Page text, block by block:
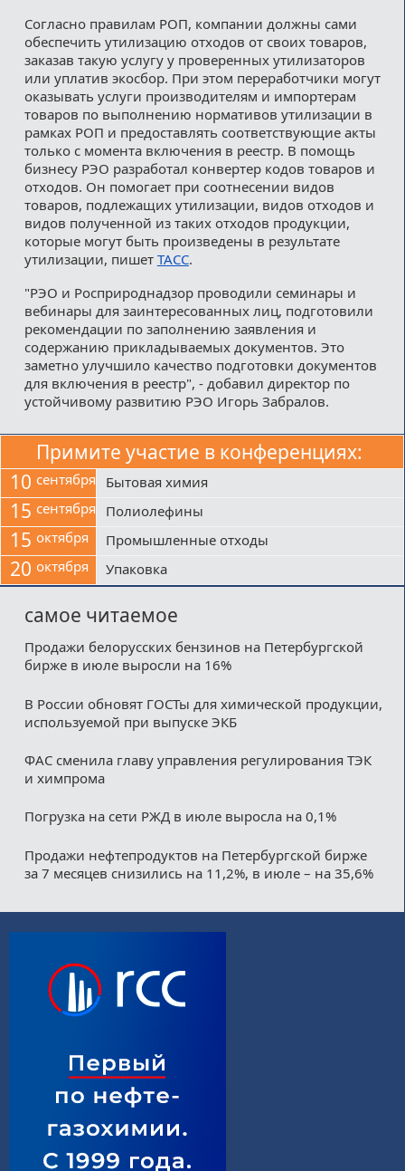
Согласно правилам РОП, компании должны сами
обеспечить утилизацию отходов от своих товаров,
заказав такую услугу у проверенных утилизаторов
или уплатив экосбор. При этом переработчики могут
оказывать услуги производителям и импортерам
товаров по выполнению нормативов утилизации в
рамках РОП и предоставлять соответствующие акты
только с момента включения в реестр. В помощь
бизнесу РЭО разработал конвертер кодов товаров и
отходов. Он помогает при соотнесении видов
товаров, подлежащих утилизации, видов отходов и
видов полученной из таких отходов продукции,
которые могут быть произведены в результате
утилизации, пишет ТАСС.
"РЭО и Росприроднадзор проводили семинары и
вебинары для заинтересованных лиц, подготовили
рекомендации по заполнению заявления и
содержанию прикладываемых документов. Это
заметно улучшило качество подготовки документов
для включения в реестр", - добавил директор по
устойчивому развитию РЭО Игорь Забралов.
Примите участие в конференциях:
10 сентября Бытовая химия
15 сентября Полиолефины
15 октября Промышленные отходы
20 октября Упаковка
самое читаемое
Продажи белорусских бензинов на Петербургской
бирже в июле выросли на 16%
В России обновят ГОСТы для химической продукции,
используемой при выпуске ЭКБ
ФАС сменила главу управления регулирования ТЭК
и химпрома
Погрузка на сети РЖД в июле выросла на 0,1%
Продажи нефтепродуктов на Петербургской бирже
за 7 месяцев снизились на 11,2%, в июле – на 35,6%